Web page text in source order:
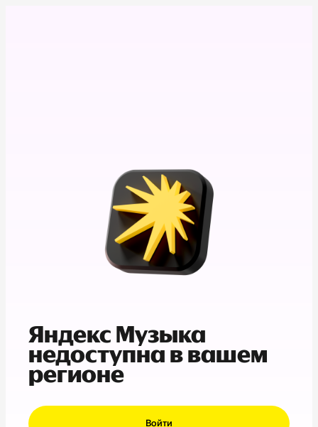
Яндекс Музыка
недоступна в вашем
регионе
Войти